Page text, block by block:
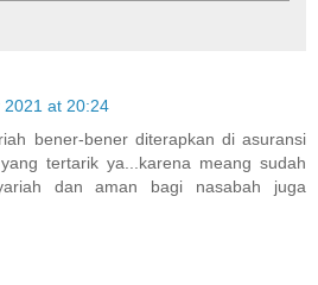
2021 at 20:24
bener-bener diterapkan di asuransi
tertarik ya...karena meang sudah
dan aman bagi nasabah juga